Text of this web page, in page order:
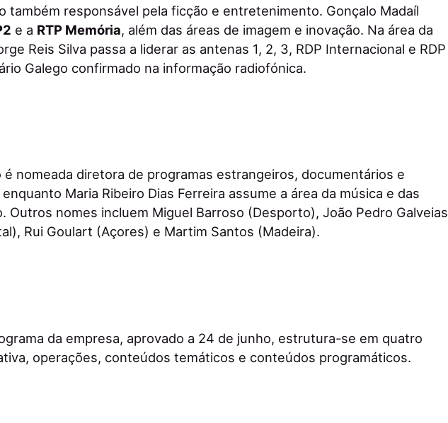
também responsável pela ficção e entretenimento. Gonçalo Madaíl
e a RTP Memória, além das áreas de imagem e inovação. Na área da
Reis Silva passa a liderar as antenas 1, 2, 3, RDP Internacional e RDP
Galego confirmado na informação radiofónica.
é nomeada diretora de programas estrangeiros, documentários e
Maria Ribeiro Dias Ferreira assume a área da música e das
Outros nomes incluem Miguel Barroso (Desporto), João Pedro Galveias
Rui Goulart (Açores) e Martim Santos (Madeira).
da empresa, aprovado a 24 de junho, estrutura-se em quatro
operações, conteúdos temáticos e conteúdos programáticos.